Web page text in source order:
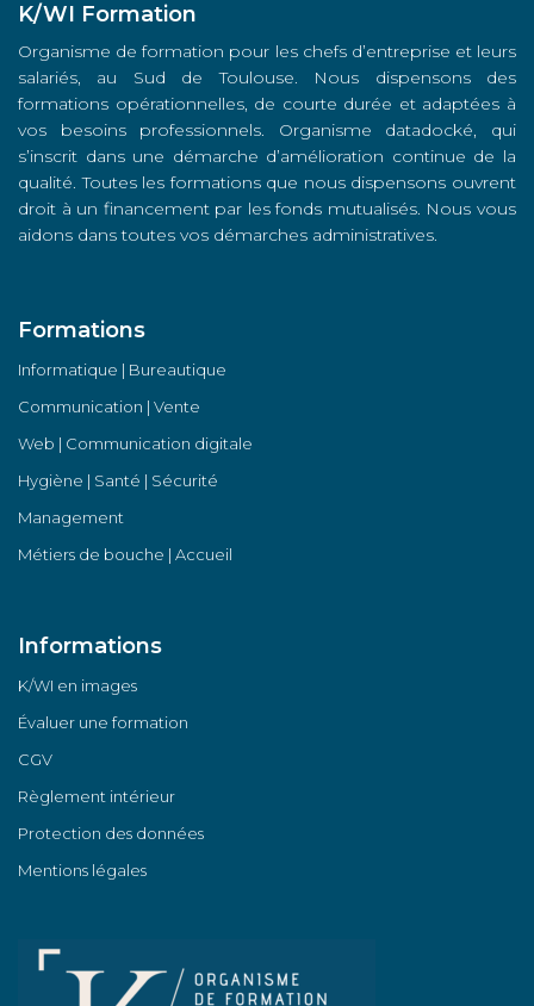
K/WI Formation
Organisme de formation pour les chefs d’entreprise et leurs
salariés, au Sud de Toulouse. Nous dispensons des
formations opérationnelles, de courte durée et adaptées à
vos besoins professionnels. Organisme datadocké, qui
s’inscrit dans une démarche d’amélioration continue de la
qualité. Toutes les formations que nous dispensons ouvrent
droit à un financement par les fonds mutualisés. Nous vous
aidons dans toutes vos démarches administratives.
Formations
Informatique | Bureautique
Communication | Vente
Web | Communication digitale
Hygiène | Santé | Sécurité
Management
Métiers de bouche | Accueil
Informations
K/WI en images
Évaluer une formation
CGV
Règlement intérieur
Protection des données
Mentions légales